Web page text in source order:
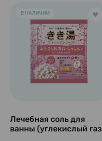
В НАЛИЧИИ
Лечебная соль для
ванны (углекислый газ